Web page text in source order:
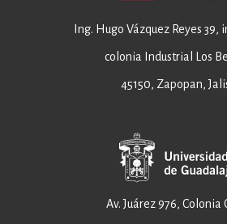
Ing. Hugo Vázquez Reyes 39,
colonia Industrial Los
45150, Zapopan,
Av. Juárez 976, Colonia